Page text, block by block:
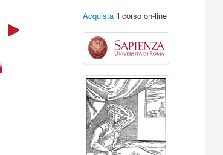
Acquista il corso on-line